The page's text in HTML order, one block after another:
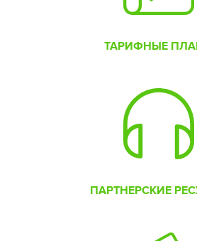
ТАРИФНЫЕ
ПАРТНЕРСКИЕ